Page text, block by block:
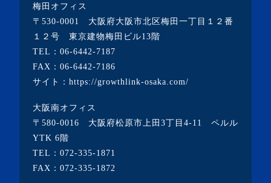
・2022年5月(1記事)
・2022年4月(2記事)
・2022年3月(3記事)
・2021年12月(2記事)
・2021年11月(7記事)
・2021年10月(3記事)
梅田オフィス
〒530-0001 大阪府大阪市北区梅田一丁目１２番
１２号 東京建物梅田ビル13階
TEL： 06-6442-7187
FAX：06-6442-7186
サイト： https://growthlink-osaka.com/
大阪南オフィス
〒580-0016 大阪府松原市上田3丁目4-11 ペルル
YTK 6階
TEL： 072-335-1871
FAX：072-335-1872